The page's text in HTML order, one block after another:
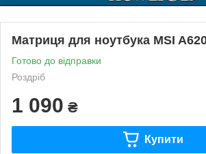
Матриця для ноутбука MSI
Готово до відправки
Роздріб
1 090 ₴
Купити